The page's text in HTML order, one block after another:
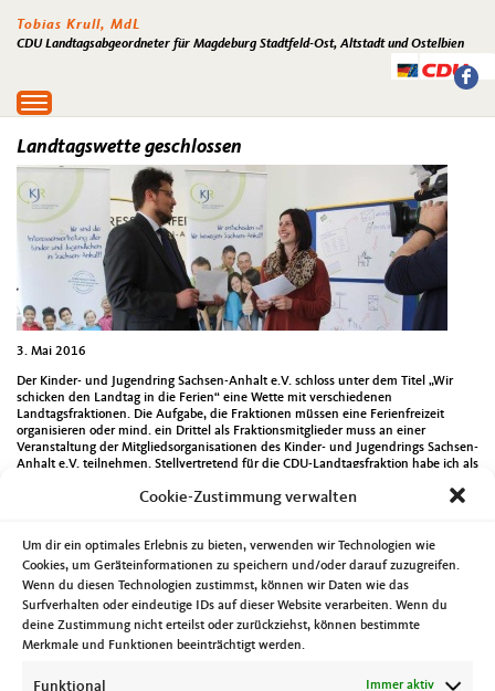
Cookie-Zustimmung verwalten
Um dir ein optimales Erlebnis zu bieten, verwenden wir Technologien wie
Cookies, um Geräteinformationen zu speichern und/oder darauf zuzugreifen.
Wenn du diesen Technologien zustimmst, können wir Daten wie das
Surfverhalten oder eindeutige IDs auf dieser Website verarbeiten. Wenn du
deine Zustimmung nicht erteilst oder zurückziehst, können bestimmte
Merkmale und Funktionen beeinträchtigt werden.
Funktional Immer aktiv
Tobias Krull, MdL
CDU Landtagsabgeordneter für Magdeburg Stadtfeld-Ost, Altstadt und Ostelbien
Toggle
navigation
Landtagswette geschlossen
3. Mai 2016
Der Kinder- und Jugendring Sachsen-Anhalt e.V. schloss unter dem Titel „Wir
schicken den Landtag in die Ferien“ eine Wette mit verschiedenen
Landtagsfraktionen. Die Aufgabe, die Fraktionen müssen eine Ferienfreizeit
organisieren oder mind. ein Drittel als Fraktionsmitglieder muss an einer
Veranstaltung der Mitgliedsorganisationen des Kinder- und Jugendrings Sachsen-
Anhalt e.V. teilnehmen. Stellvertretend für die CDU-Landtagsfraktion habe ich als
Wetteinsatz gebracht, falls wir die Wette wiedererwarten nicht gewinnen sollten.
Weitere Infos zu der Aktion unter
http://kjr-lsa.de/ger/news/2016-05-
03_pm_03.05._kjr-lsa.php?navurl=/ger/news/2016-05-03_pm_03.05._kjr-
lsa.php